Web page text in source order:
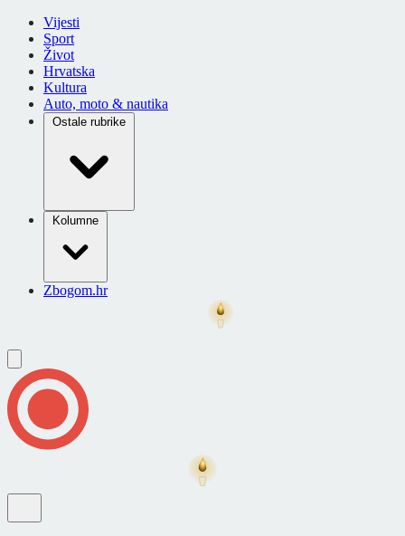
Vijesti
Sport
Život
Hrvatska
Kultura
Auto, moto & nautika
Ostale rubrike
Kolumne
Zbogom.hr